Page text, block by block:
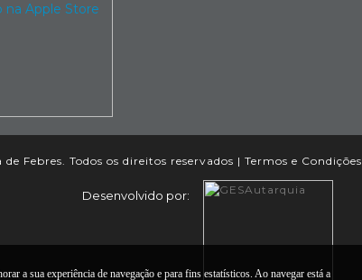
Febres. Todos os direitos reservados | Termos e Condições
Desenvolvido por:
a sua experiência de navegação e para fins estatísticos. Ao navegar está a